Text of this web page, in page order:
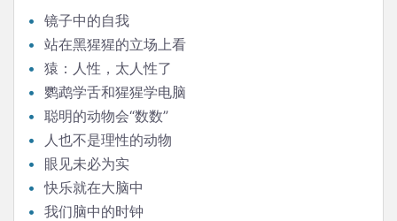
镜子中的自我
站在黑猩猩的立场上看
猿：人性，太人性了
鹦鹉学舌和猩猩学电脑
聪明的动物会“数数”
人也不是理性的动物
眼见未必为实
快乐就在大脑中
我们脑中的时钟